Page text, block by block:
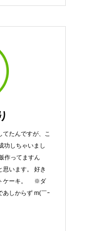
てたんですが、こ
功しちゃいまし
作ってますん
思います。 好き
トケーキ。 ※ダ
あしからず m(￣ｰ